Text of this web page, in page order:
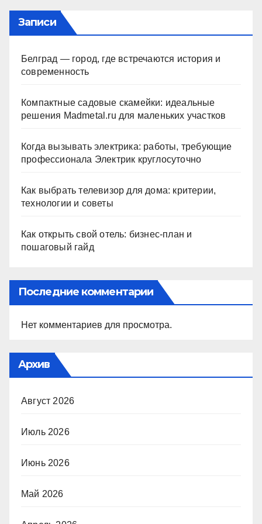
Записи
Белград — город, где встречаются история и
современность
Компактные садовые скамейки: идеальные
решения Madmetal.ru для маленьких участков
Когда вызывать электрика: работы, требующие
профессионала Электрик круглосуточно
Как выбрать телевизор для дома: критерии,
технологии и советы
Как открыть свой отель: бизнес-план и
пошаговый гайд
Последние комментарии
Нет комментариев для просмотра.
Архив
Август 2026
Июль 2026
Июнь 2026
Май 2026